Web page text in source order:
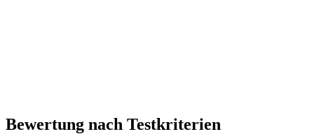
Bewertung nach Testkriterien